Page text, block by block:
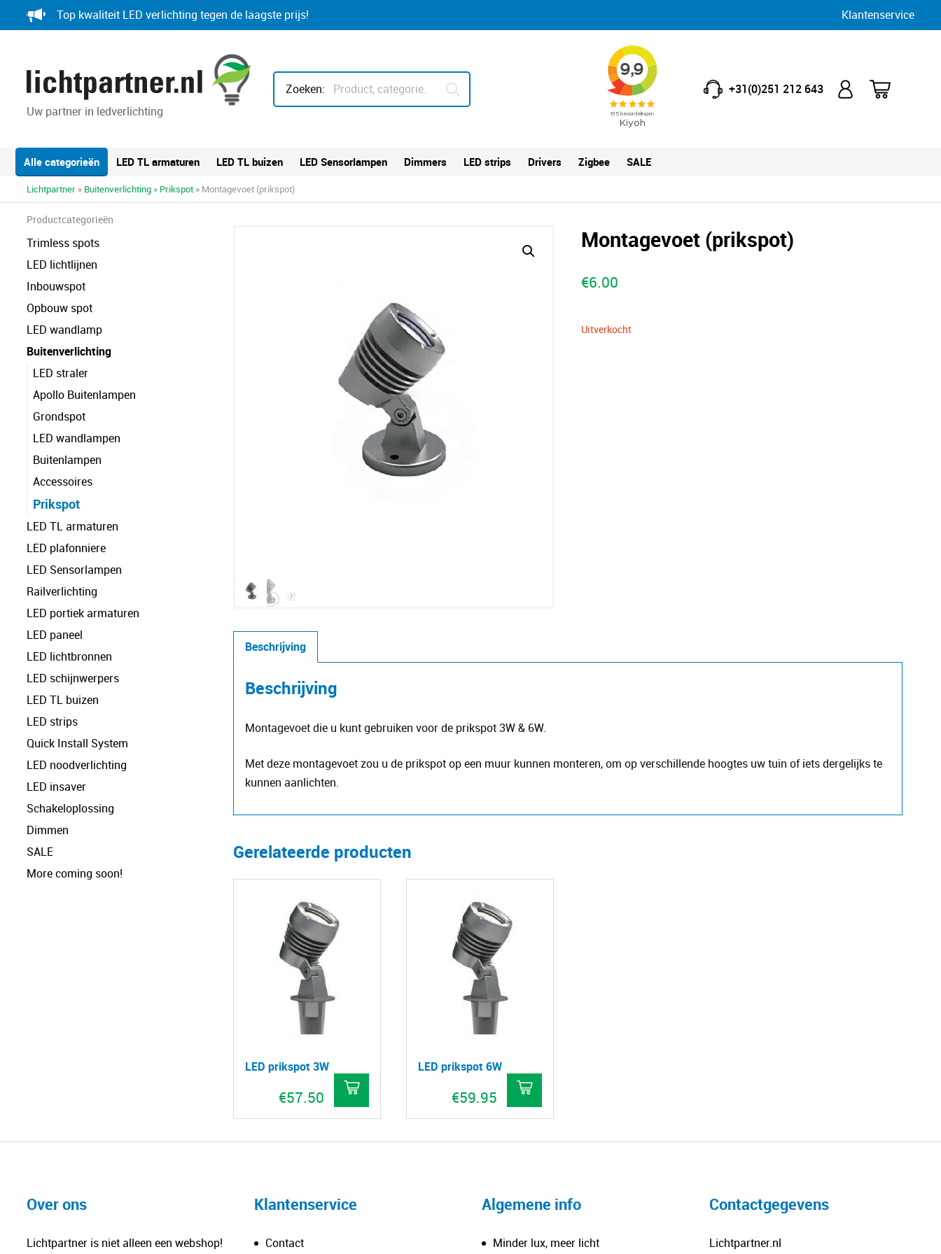
to
Top kwaliteit LED verlichting tegen de laagste prijs! Klantenservice
Uw partner in ledverlichting
Zoeken: +31(0)251 212 643
Alle categorieën LED TL armaturen LED TL buizen LED Sensorlampen Dimmers LED strips Drivers Zigbee SALE
Lichtpartner » Buitenverlichting » Prikspot » Montagevoet (prikspot)
Productcategorieën
Trimless spots
LED lichtlijnen
Inbouwspot
Opbouw spot
LED wandlamp
Buitenverlichting
LED straler
Apollo Buitenlampen
Grondspot
LED wandlampen
Buitenlampen
Accessoires
Prikspot
LED TL armaturen
LED plafonniere
LED Sensorlampen
Railverlichting
LED portiek armaturen
LED paneel
LED lichtbronnen
LED schijnwerpers
LED TL buizen
LED strips
Quick Install System
LED noodverlichting
LED insaver
Schakeloplossing
Dimmen
SALE
More coming soon!
Montagevoet (prikspot)
€6.00
Uitverkocht
Beschrijving
Beschrijving
Montagevoet die u kunt gebruiken voor de prikspot 3W & 6W.
Met deze montagevoet zou u de prikspot op een muur kunnen monteren, om op verschillende hoogtes uw tuin of iets dergelijks te
kunnen aanlichten.
Gerelateerde producten
LED prikspot 3W
€57.50
LED prikspot 6W
€59.95
Over ons
Lichtpartner is niet alleen een webshop!
Klantenservice
Contact
Algemene info
Minder lux, meer licht
Contactgegevens
Lichtpartner.nl